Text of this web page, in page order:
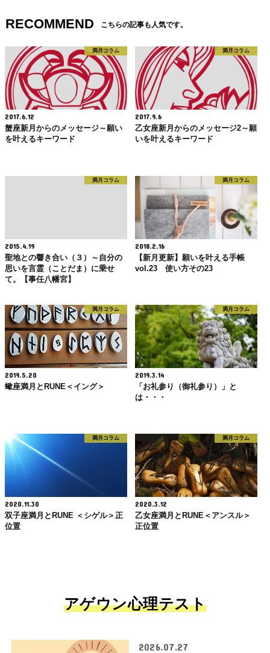
RECOMMEND こちらの記事も人気です。
満月コラム
2017.6.12
蟹座新月からのメッセージ～願い
を叶えるキーワード
満月コラム
2017.9.6
乙女座新月からのメッセージ2～願
いを叶えるキーワード
満月コラム
2015.4.19
聖地との響き合い（３）～自分の
思いを言霊（ことだま）に乗せ
て。【事任八幡宮】
満月コラム
2018.2.16
【新月更新】願いを叶える手帳
vol.23 使い方その23
満月コラム
2019.5.20
蠍座満月とRUNE＜イング＞
満月コラム
2019.3.14
「お礼参り（御礼参り）」と
は・・・
満月コラム
2020.11.30
双子座満月とRUNE ＜シゲル＞正
位置
満月コラム
2020.3.12
乙女座満月とRUNE＜アンスル＞
正位置
アゲウン心理テスト
2026.07.27